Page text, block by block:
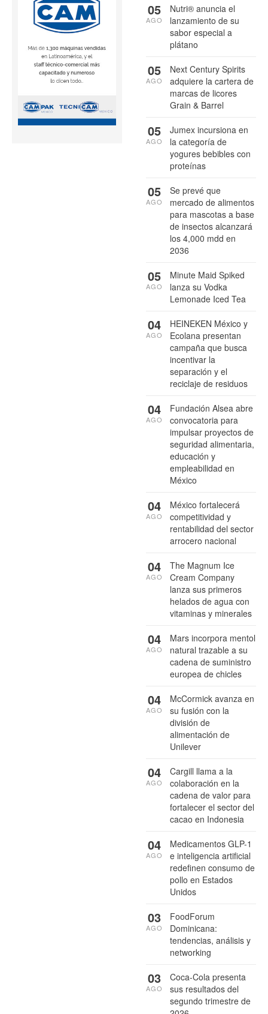
Nutri® anuncia el
lanzamiento de su
sabor especial a
plátano
05
AGO
Next Century Spirits
adquiere la cartera de
marcas de licores
Grain & Barrel
05
AGO
Jumex incursiona en
la categoría de
yogures bebibles con
proteínas
05
AGO
Se prevé que
mercado de alimentos
para mascotas a base
de insectos alcanzará
los 4,000 mdd en
2036
05
AGO
Minute Maid Spiked
lanza su Vodka
Lemonade Iced Tea
05
AGO
HEINEKEN México y
Ecolana presentan
campaña que busca
incentivar la
separación y el
reciclaje de residuos
04
AGO
Fundación Alsea abre
convocatoria para
impulsar proyectos de
seguridad alimentaria,
educación y
empleabilidad en
México
04
AGO
México fortalecerá
competitividad y
rentabilidad del sector
arrocero nacional
04
AGO
The Magnum Ice
Cream Company
lanza sus primeros
helados de agua con
vitaminas y minerales
04
AGO
Mars incorpora mentol
natural trazable a su
cadena de suministro
europea de chicles
04
AGO
McCormick avanza en
su fusión con la
división de
alimentación de
Unilever
04
AGO
Cargill llama a la
colaboración en la
cadena de valor para
fortalecer el sector del
cacao en Indonesia
04
AGO
Medicamentos GLP-1
e inteligencia artificial
redefinen consumo de
pollo en Estados
Unidos
04
AGO
FoodForum
Dominicana:
tendencias, análisis y
networking
03
AGO
Coca-Cola presenta
sus resultados del
segundo trimestre de
03
AGO